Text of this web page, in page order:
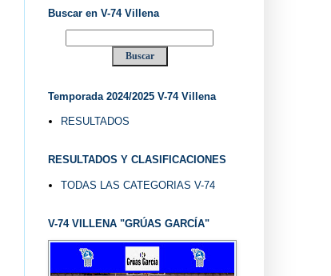
Buscar en V-74 Villena
Temporada 2024/2025 V-74 Villena
RESULTADOS
RESULTADOS Y CLASIFICACIONES
TODAS LAS CATEGORIAS V-74
V-74 VILLENA "GRÚAS GARCÍA"